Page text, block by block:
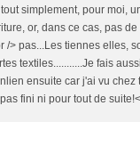
simplement, pour moi,
or, dans ce cas, pas
/> pas...Les tiennes elles,
textiles...........Je fais
ensuite car j'ai vu chez
fini ni pour tout de